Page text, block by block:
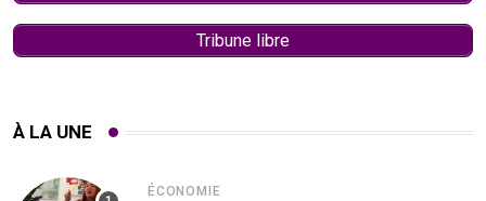
Tribune libre
À LA UNE
ÉCONOMIE